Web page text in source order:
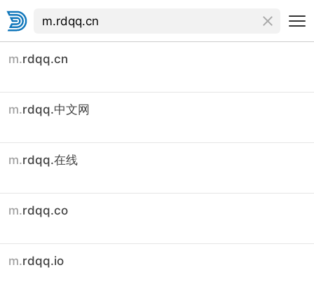
m.rdqq.cn
m.rdqq.中文网
m.rdqq.在线
m.rdqq.co
m.rdqq.io